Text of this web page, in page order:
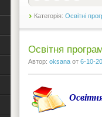
Категорія: Освітні
Освітня
Автор: oksana от 6-10-